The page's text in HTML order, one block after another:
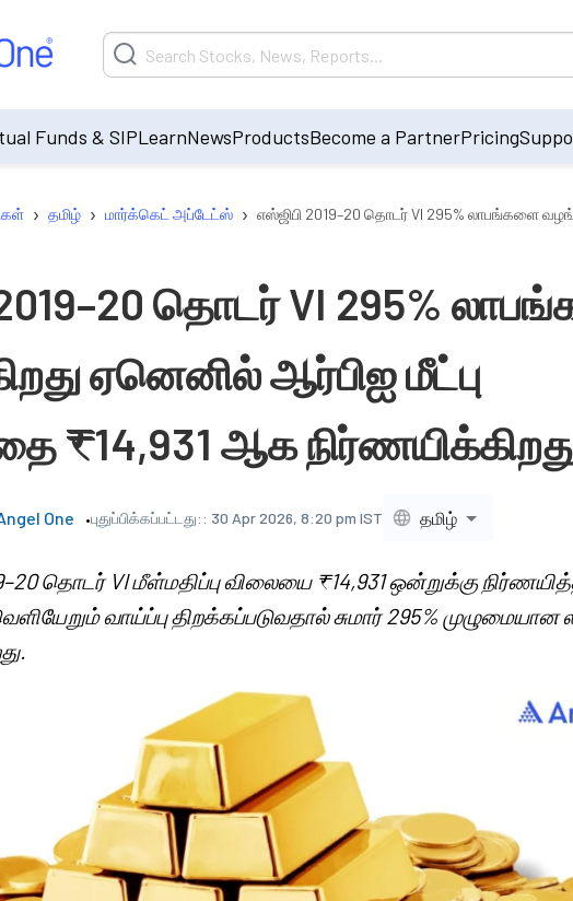
Funds & SIPLearnNewsProductsBecome a PartnerPricing
› தமிழ் › மார்க்கெட் அப்டேட்ஸ் › எஸ்ஜிபி 2019–20 தொடர் VI 295% லாபங்களை
தொடர் VI 295%
ஏனெனில் ஆர்பிஐ மீட்பு
₹14,931 ஆக
One புதுப்பிக்கப்பட்டது:: 30 Apr 2026, 8:20 pm IST தமிழ்
தொடர் VI மீள்மதிப்பு விலையை ₹14,931 ஒன்றுக்கு
வாய்ப்பு திறக்கப்படுவதால் சுமார் 295%